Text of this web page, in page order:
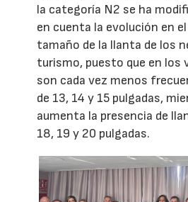
la categoría N2 se ha
en cuenta la evolución en
tamaño de la llanta de los
turismo, puesto que en los
son cada vez menos
de 13, 14 y 15 pulgadas,
aumenta la presencia de
18, 19 y 20 pulgadas.